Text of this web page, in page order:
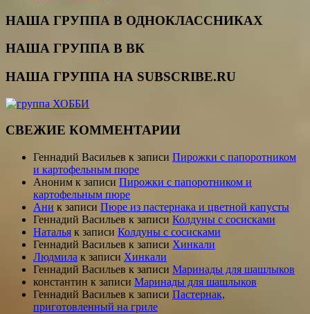
НАША ГРУППА В ОДНОКЛАССНИКАХ
НАША ГРУППА В ВК
НАША ГРУППА НА SUBSCRIBE.RU
СВЕЖИЕ КОММЕНТАРИИ
Геннадий Васильев к записи Пирожки с папоротником
и картофельным пюре
Аноним к записи Пирожки с папоротником и
картофельным пюре
Ани к записи Пюре из пастернака и цветной капусты
Геннадий Васильев к записи Колдуны с сосисками
Наталья к записи Колдуны с сосисками
Геннадий Васильев к записи Хинкали
Людмила к записи Хинкали
Геннадий Васильев к записи Маринады для шашлыков
константин к записи Маринады для шашлыков
Геннадий Васильев к записи Пастернак,
приготовленный на гриле